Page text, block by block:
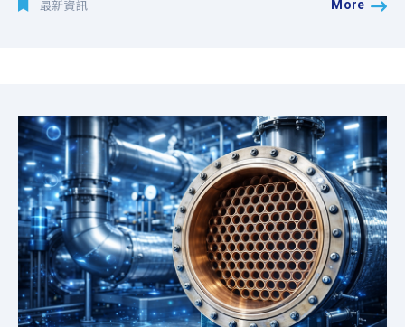
最新資訊 More